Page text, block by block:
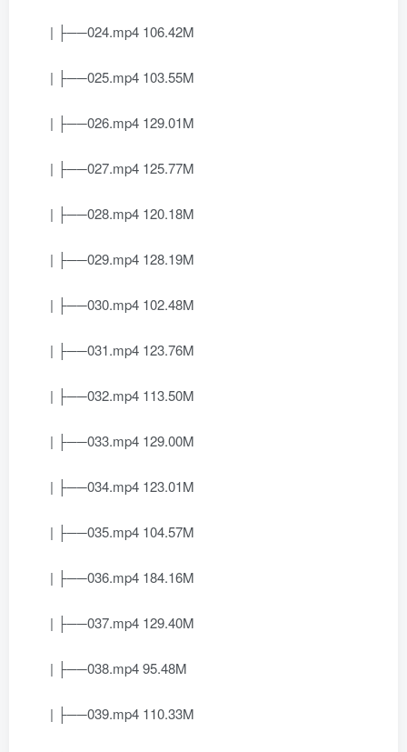
| ├──024.mp4 106.42M
| ├──025.mp4 103.55M
| ├──026.mp4 129.01M
| ├──027.mp4 125.77M
| ├──028.mp4 120.18M
| ├──029.mp4 128.19M
| ├──030.mp4 102.48M
| ├──031.mp4 123.76M
| ├──032.mp4 113.50M
| ├──033.mp4 129.00M
| ├──034.mp4 123.01M
| ├──035.mp4 104.57M
| ├──036.mp4 184.16M
| ├──037.mp4 129.40M
| ├──038.mp4 95.48M
| ├──039.mp4 110.33M